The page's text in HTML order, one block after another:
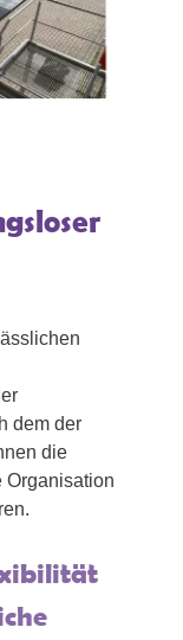
dem der
die
Organisation